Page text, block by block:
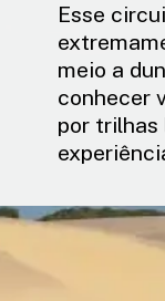
Esse
meio a
conhecer
por trilhas